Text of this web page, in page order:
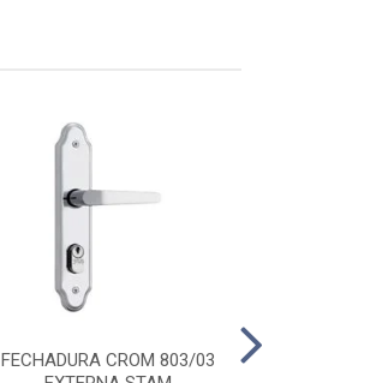
FECHADURA CROM 803/03